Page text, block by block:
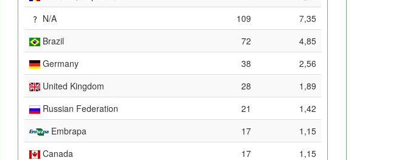
N/A
109
7,35
Brazil
72
4,85
Germany
38
2,56
United Kingdom
28
1,89
Russian Federation
21
1,42
Embrapa
17
1,15
Canada
17
1,15